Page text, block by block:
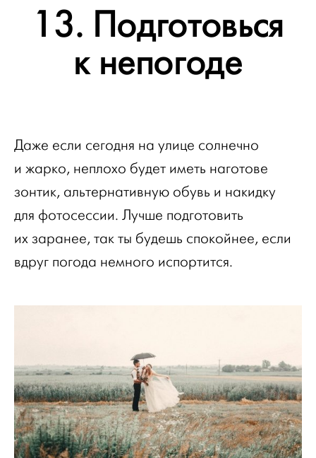
13. Подготовься
к непогоде
Даже если сегодня на улице солнечно
и жарко, неплохо будет иметь наготове
зонтик, альтернативную обувь и накидку
для фотосессии. Лучше подготовить
их заранее, так ты будешь спокойнее, если
вдруг погода немного испортится.